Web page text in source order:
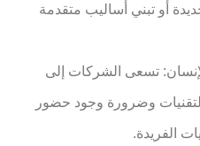
أو تبني أساليب متقدمة
تسعى الشركات إلى
وضرورة وجود حضور
الفريدة.